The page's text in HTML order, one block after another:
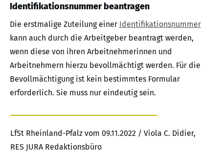
Identifikationsnummer beantragen
Die erstmalige Zuteilung einer Identifikationsnummer
kann auch durch die Arbeitgeber beantragt werden,
wenn diese von ihren Arbeitnehmerinnen und
Arbeitnehmern hierzu bevollmächtigt werden. Für die
Bevollmächtigung ist kein bestimmtes Formular
erforderlich. Sie muss nur eindeutig sein.
LfSt Rheinland-Pfalz vom 09.11.2022 / Viola C. Didier,
RES JURA Redaktionsbüro